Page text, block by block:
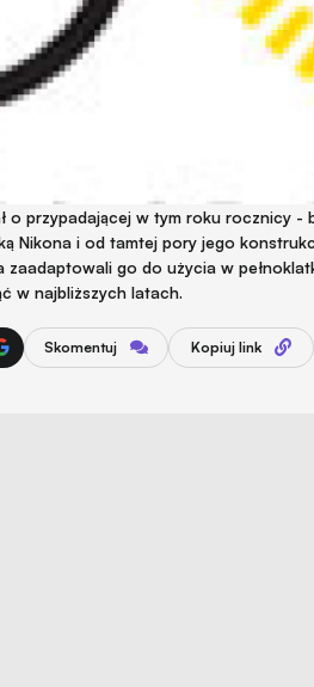
o przypadającej w tym roku rocznicy -
Nikona i od tamtej pory jego
zaadaptowali go do użycia w
w najbliższych latach.
Skomentuj Kopiuj link